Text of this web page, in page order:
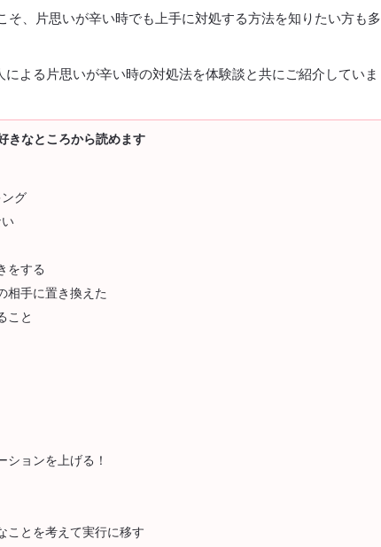
そ、片思いが辛い時でも上手に対処する方法を知りたい方も多
よる片思いが辛い時の対処法を体験談と共にご紹介していま
きなところから読めます
グ
をする
相手に置き換えた
こと
ションを上げる！
ことを考えて実行に移す